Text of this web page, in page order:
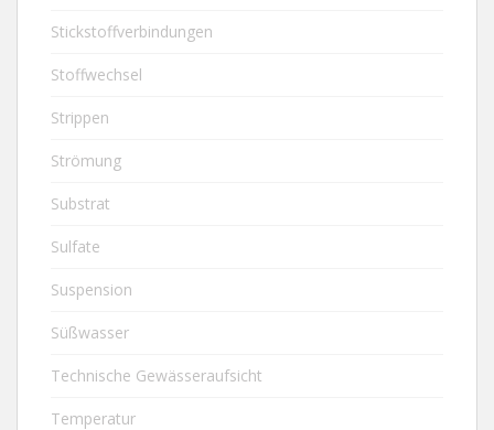
Stickstoffverbindungen
Stoffwechsel
Strippen
Strömung
Substrat
Sulfate
Suspension
Süßwasser
Technische Gewässeraufsicht
Temperatur